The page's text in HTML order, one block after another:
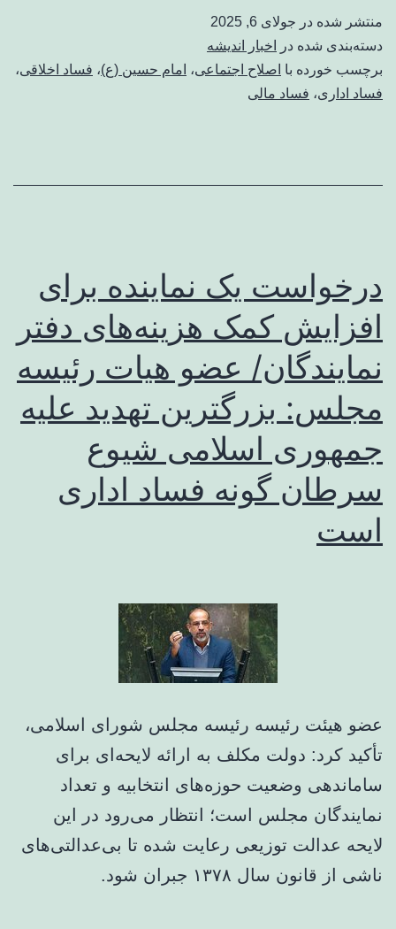
(ع)
ساختاری
برای
اخلاق،
عقلانیت
عرصه
سیاست
منتشر شده در جولای 6, 2025
دسته‌بندی شده در
اخبار اندیشه
برچسب خورده با اصلاح اجتماعی، امام حسین (ع)، فساد اخلاقی،
فساد اداری، فساد مالی
درخواست یک نماینده برای
افزایش کمک هزینه‌های دفتر
نمایندگان/ عضو هیات رئیسه
مجلس: بزرگترین تهدید علیه
جمهوری اسلامی شیوع
سرطان گونه فساد اداری
است
عضو هیئت رئیسه رئیسه مجلس شورای اسلامی،
تأکید کرد: دولت مکلف به ارائه لایحه‌ای برای
ساماندهی وضعیت حوزه‌های انتخابیه و تعداد
نمایندگان مجلس است؛ انتظار می‌رود در این
لایحه عدالت توزیعی رعایت شده تا بی‌عدالتی‌های
ناشی از قانون سال ۱۳۷۸ جبران شود.